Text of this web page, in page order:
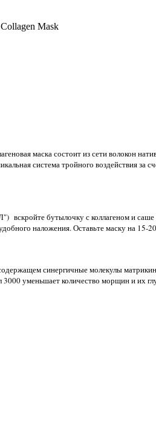
Mask
маска состоит из сети волокон
система тройного воздействия за
вскройте бутылочку с коллагеном и
наложения. Оставьте маску на
синергичные молекулы
3000 уменьшает количество морщин и